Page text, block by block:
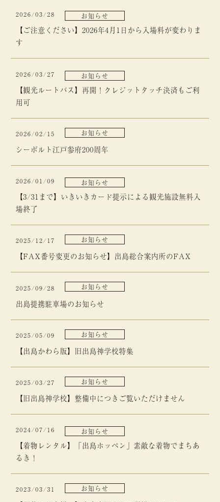
2026/03/28 お知らせ
【ご注意ください】2026年4月1日から入場料が変わりま
す
2026/03/27 お知らせ
【観光ルートバス】再開！クレジットタッチ決済もご利
用可
2026/02/15 お知らせ
シーボルト江戸参府200周年
2026/01/09 お知らせ
【3/31まで】いきいきカード提示による観光施設無料入
場終了
2025/12/17 お知らせ
【FAX番号変更のお知らせ】出島総合案内所のFAX
2025/09/28 お知らせ
出島提携駐車場のお知らせ
2025/05/09 お知らせ
【出島かわら版】旧出島神学校特集
2025/03/27 お知らせ
【旧出島神学校】整備中につきご覧いただけません
2024/07/16 お知らせ
【着物レンタル】「出島ホッペン」素敵な着物でまちあ
るき！
2023/03/31 お知らせ